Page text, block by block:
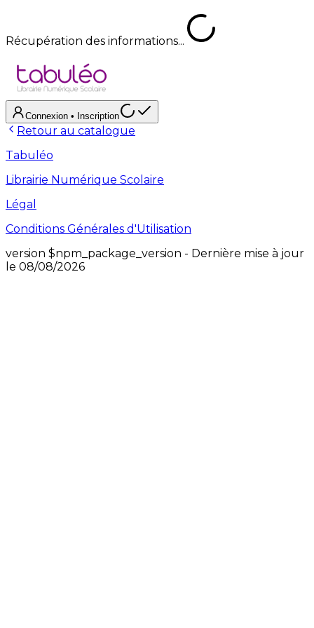
Récupération des informations...
Connexion • Inscription
Retour au catalogue
Tabuléo
Librairie Numérique Scolaire
Légal
Conditions Générales d'Utilisation
version $npm_package_version - Dernière mise à jour
le 08/08/2026